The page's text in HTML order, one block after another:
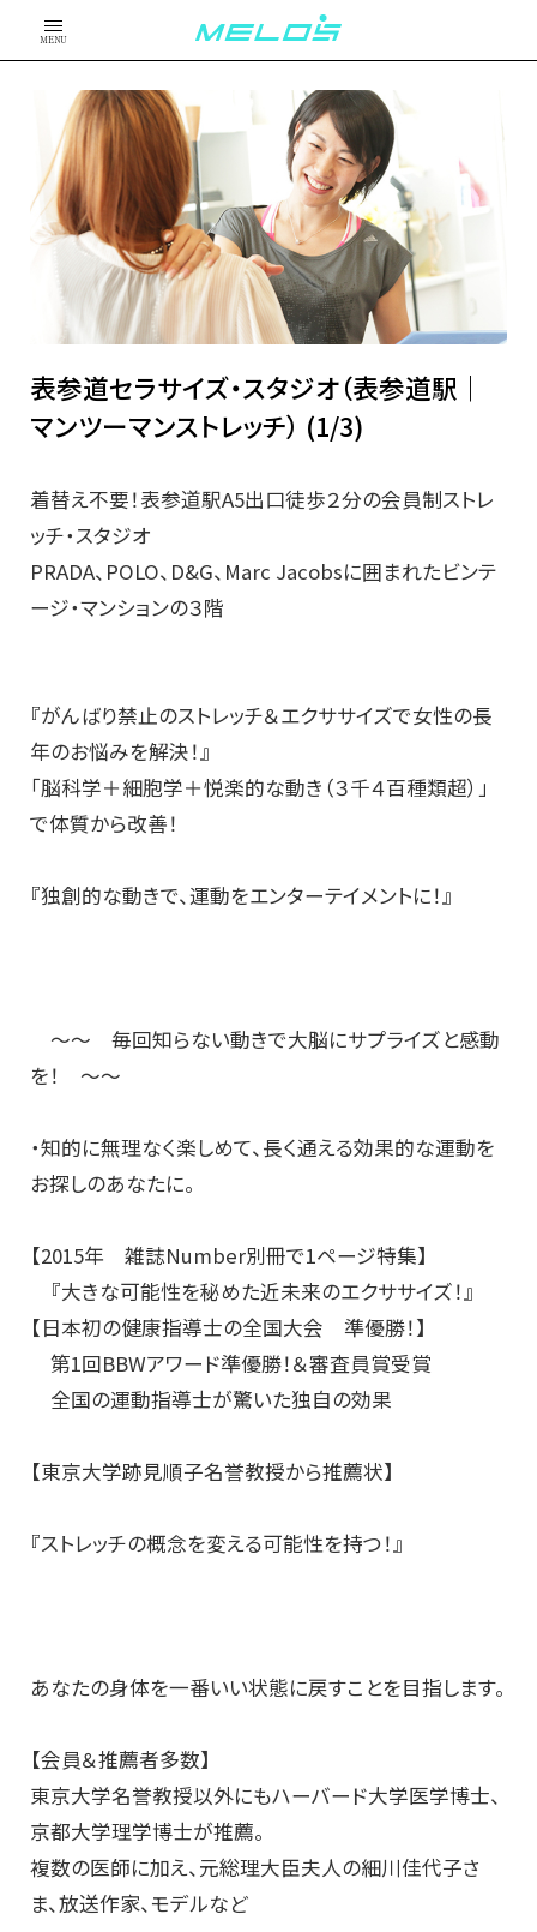
MENU
表参道セラサイズ・スタジオ（表参道駅｜
マンツーマンストレッチ） (1/3)
着替え不要！表参道駅A5出口徒歩２分の会員制ストレ
ッチ・スタジオ
PRADA、POLO、D&G、Marc Jacobsに囲まれたビンテ
ージ・マンションの３階
『がんばり禁止のストレッチ＆エクササイズで女性の長
年のお悩みを解決！』
「脳科学＋細胞学＋悦楽的な動き（３千４百種類超）」
で体質から改善！
『独創的な動きで、運動をエンターテイメントに！』
～～ 毎回知らない動きで大脳にサプライズと感動
を！ ～～
・知的に無理なく楽しめて、長く通える効果的な運動を
お探しのあなたに。
【2015年 雑誌Number別冊で1ページ特集】
『大きな可能性を秘めた近未来のエクササイズ！』
【日本初の健康指導士の全国大会 準優勝！】
第1回BBWアワード準優勝！＆審査員賞受賞
全国の運動指導士が驚いた独自の効果
【東京大学跡見順子名誉教授から推薦状】
『ストレッチの概念を変える可能性を持つ！』
あなたの身体を一番いい状態に戻すことを目指します。
【会員＆推薦者多数】
東京大学名誉教授以外にもハーバード大学医学博士、
京都大学理学博士が推薦。
複数の医師に加え、元総理大臣夫人の細川佳代子さ
ま、放送作家、モデルなど